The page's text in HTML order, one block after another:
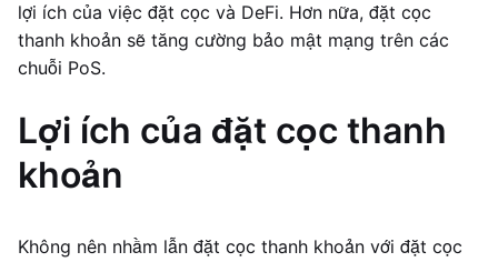
lợi ích của việc đặt cọc và DeFi. Hơn nữa, đặt cọc
thanh khoản sẽ tăng cường bảo mật mạng trên các
chuỗi PoS.
Lợi ích của đặt cọc thanh
khoản
Không nên nhầm lẫn đặt cọc thanh khoản với đặt cọc